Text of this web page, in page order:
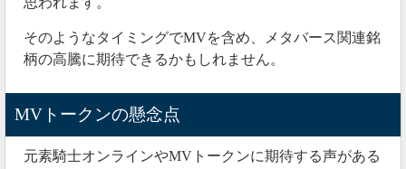
そのようなタイミングでMVを含め、メタバース関連銘
柄の高騰に期待できるかもしれません。
MVトークンの懸念点
元素騎士オンラインやMVトークンに期待する声がある